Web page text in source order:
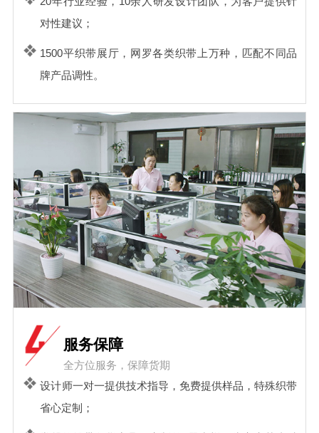
对性建议；
1500平织带展厅，网罗各类织带上万种，匹配不同品
牌产品调性。
服务保障
全方位服务，保障货期
设计师一对一提供技术指导，免费提供样品，特殊织带
省心定制；